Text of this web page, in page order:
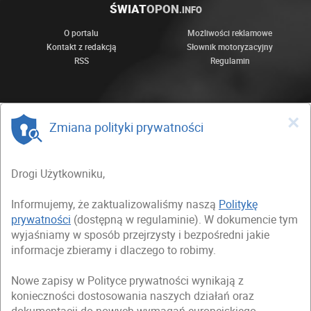
ŚWIATOPON.INFO
O portalu
Możliwości reklamowe
Kontakt z redakcją
Słownik motoryzacyjny
RSS
Regulamin
×
Zmiana polityki prywatności
Drogi Użytkowniku,
Informujemy, że zaktualizowaliśmy naszą Politykę
prywatności (dostępną w regulaminie). W dokumencie tym
wyjaśniamy w sposób przejrzysty i bezpośredni jakie
informacje zbieramy i dlaczego to robimy.
Nowe zapisy w Polityce prywatności wynikają z
konieczności dostosowania naszych działań oraz